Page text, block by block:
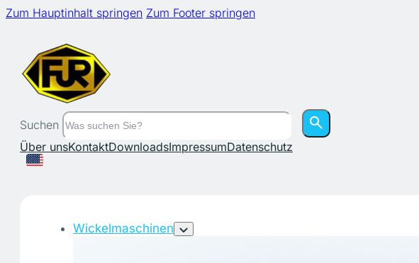
Zum Hauptinhalt springen Zum Footer springen
Suchen
Über unsKontaktDownloadsImpressumDatenschutz
Wickelmaschinen